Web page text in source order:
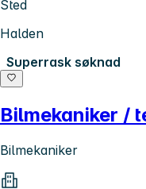
Sted
Halden
Superrask søknad
Bilmekaniker /
Bilmekaniker